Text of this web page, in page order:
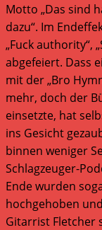
Motto „Das sind
dazu“. Im
„Fuck authority“,
abgefeiert. Dass
mit der „Bro
mehr, doch der
einsetzte, hat
ins Gesicht
binnen weniger
Schlagzeuger-
Ende wurden
hochgehoben
Gitarrist Fletcher